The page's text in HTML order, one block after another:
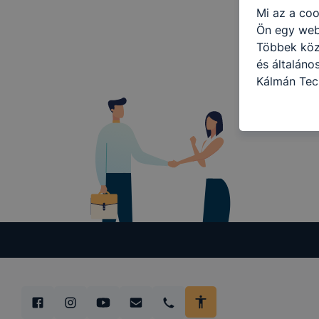
Mi az a
Ön egy
Többek
és
Kálmán
célokból
a
használja
Hogyan
böngésző
tétele, a